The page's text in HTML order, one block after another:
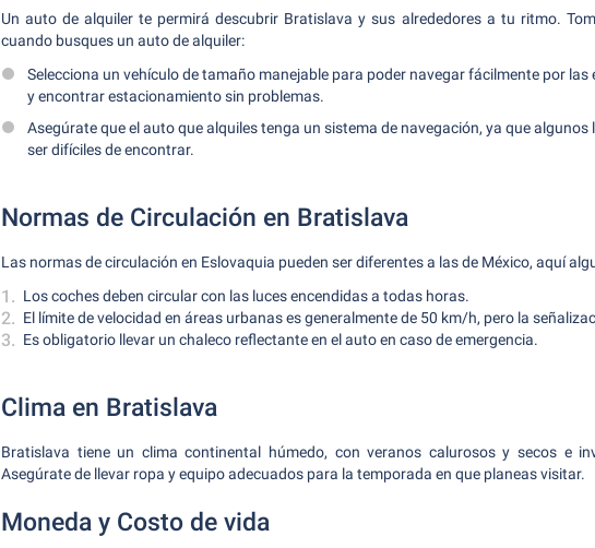
Un auto de alquiler te permirá descubrir Bratislava y sus alrededores a tu ritmo.
cuando busques un auto de alquiler:
Selecciona un vehículo de tamaño manejable para poder navegar fácilmente por las
y encontrar estacionamiento sin problemas.
Asegúrate que el auto que alquiles tenga un sistema de navegación, ya que algunos
ser difíciles de encontrar.
Normas de Circulación en Bratislava
Las normas de circulación en Eslovaquia pueden ser diferentes a las de México, aquí
Los coches deben circular con las luces encendidas a todas horas.
El límite de velocidad en áreas urbanas es generalmente de 50 km/h, pero la
Es obligatorio llevar un chaleco reflectante en el auto en caso de emergencia.
Clima en Bratislava
Bratislava tiene un clima continental húmedo, con veranos calurosos y secos e
Asegúrate de llevar ropa y equipo adecuados para la temporada en que planeas visitar.
Moneda y Costo de vida